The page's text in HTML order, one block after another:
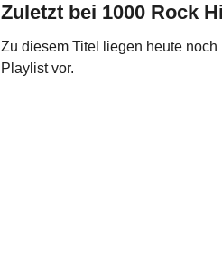
Zuletzt bei 1000 Rock
Zu diesem Titel liegen heute
Playlist vor.